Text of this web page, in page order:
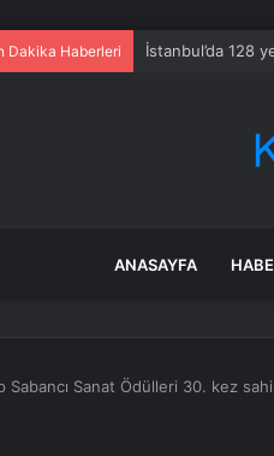
Dakika Haberleri İstanbul’da 128
ANASAYFA
Sabancı Sanat Ödülleri 30. kez